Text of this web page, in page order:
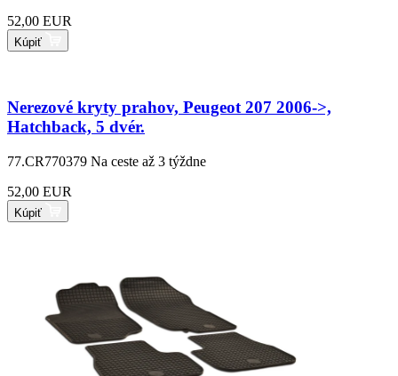
52,00 EUR
Kúpiť
Nerezové kryty prahov, Peugeot 207 2006->,
Hatchback, 5 dvér.
77.CR770379 Na ceste až 3 týždne
52,00 EUR
Kúpiť